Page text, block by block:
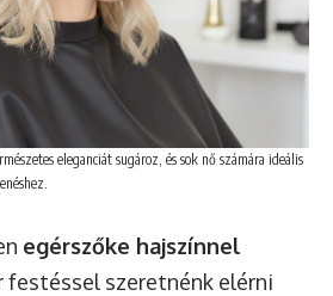
eleganciát sugároz, és sok nő számára ideális
egérszőke hajszínnel
festéssel szeretnénk elérni